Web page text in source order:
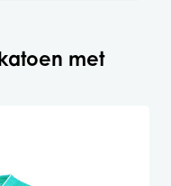
met